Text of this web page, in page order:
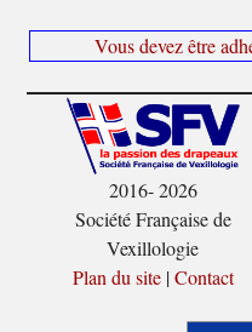
Vous devez être
2016- 2026
Société Française de
Vexillologie
Plan du site|Contact